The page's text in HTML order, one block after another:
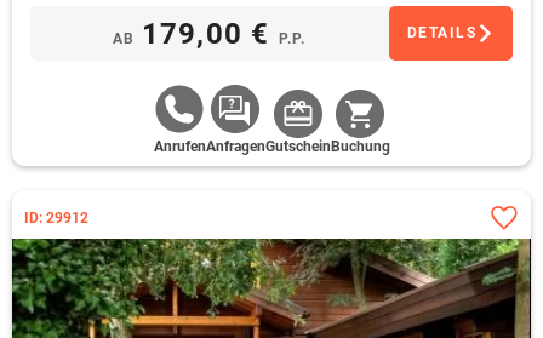
AB 179,00 € P.P. DETAILS
AnrufenAnfragenGutschein Buchung
ID: 29912